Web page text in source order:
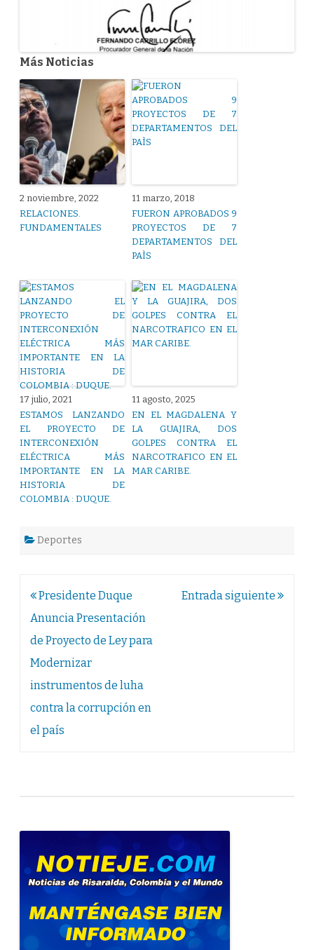
Más Noticias
2 noviembre, 2022
RELACIONES.
FUNDAMENTALES
11 marzo, 2018
FUERON APROBADOS 9
PROYECTOS DE 7
DEPARTAMENTOS DEL
PAÌS
17 julio, 2021
ESTAMOS LANZANDO
EL PROYECTO DE
INTERCONEXIÓN
ELÉCTRICA MÁS
IMPORTANTE EN LA
HISTORIA DE
COLOMBIA : DUQUE.
11 agosto, 2025
EN EL MAGDALENA Y
LA GUAJIRA, DOS
GOLPES CONTRA EL
NARCOTRAFICO EN EL
MAR CARIBE.
Deportes
Navegación
de
entradas
Presidente Duque
Anuncia Presentación
de Proyecto de Ley para
Modernizar
instrumentos de luha
contra la corrupción en
el país
Entrada siguiente